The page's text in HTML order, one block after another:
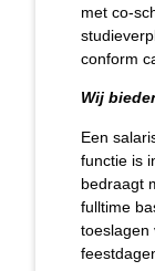
met co-
conform
Wij
Een
functie is
bedraagt
fulltime
toeslagen